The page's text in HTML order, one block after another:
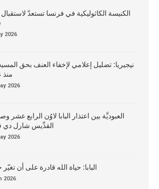
الكنيسة الكاثوليكية في فرنسا تستعدّ لاستقبال
2026
نيجيريا: تضليل إعلامي لإخفاء العنف بحق
منذ
2026
العبوديَّة بين اعتذار البابا لاوُن الرابع عشر
القدِّيس شارل دي
2026
البابا: حياة الله قادرة على أن تغيّر
2026